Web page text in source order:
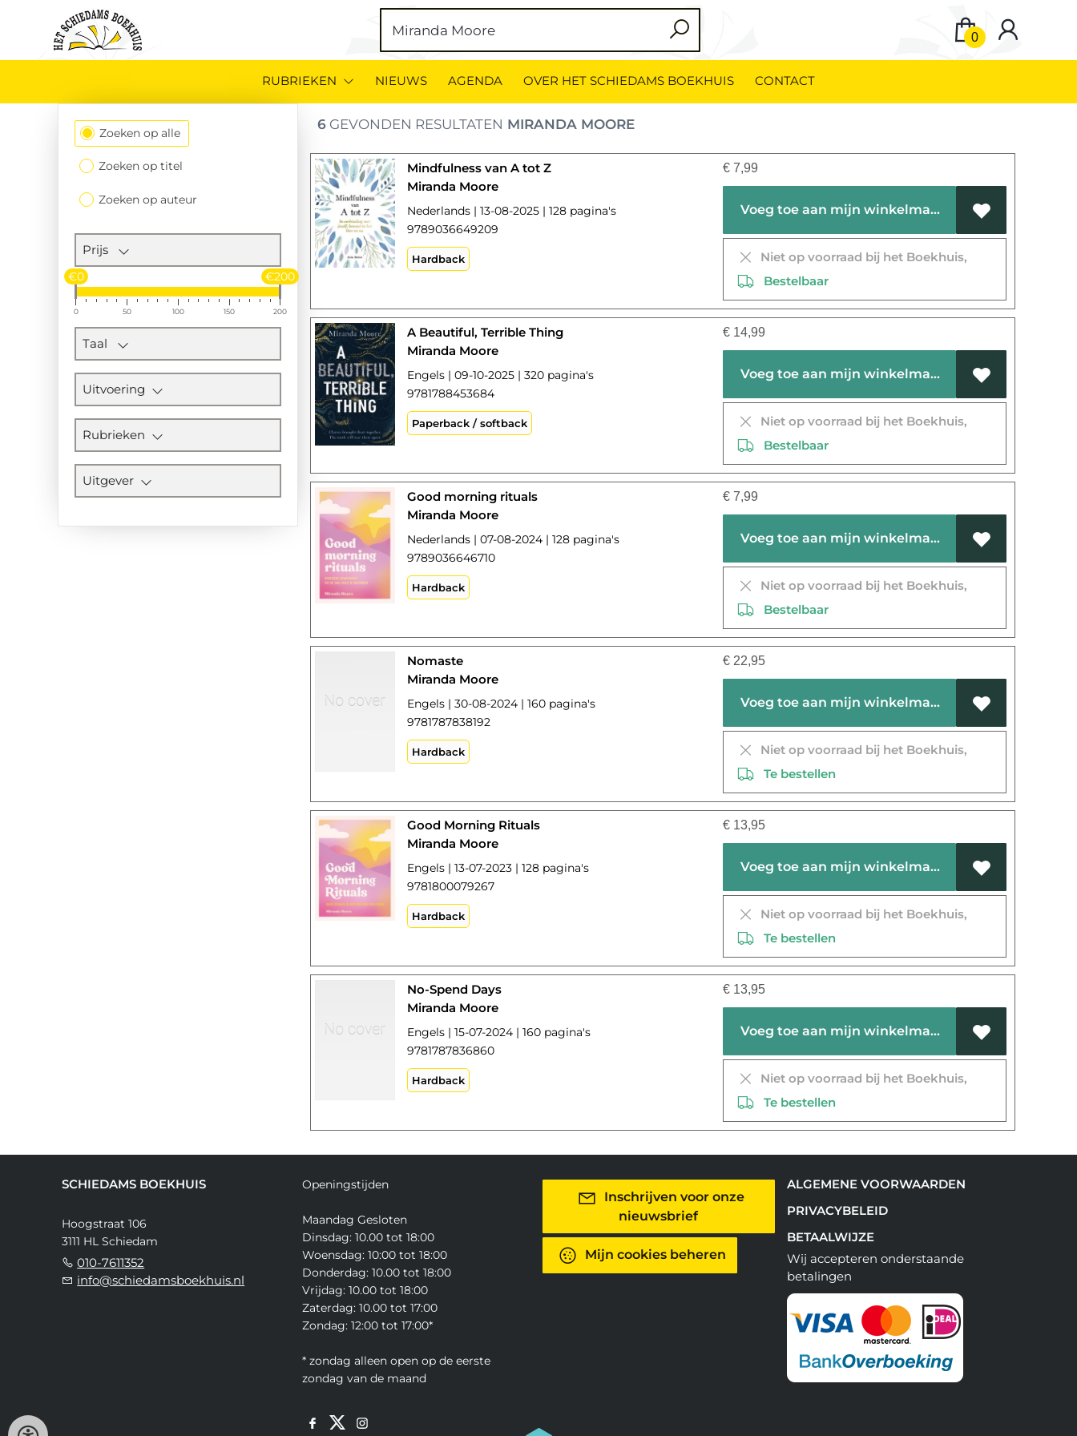
0
RUBRIEKEN NIEUWS AGENDA OVER HET SCHIEDAMS BOEKHUIS CONTACT
Filtersectie
Zoeken op alle
Zoeken op titel
Zoeken op auteur
Prijs
€0 €200
0 50 100 150 200
Taal
Uitvoering
Rubrieken
Uitgever
6 GEVONDEN RESULTATEN MIRANDA MOORE
Mindfulness van A tot Z
Miranda Moore
Nederlands | 13-08-2025 | 128 pagina's
9789036649209
Hardback
€ 7,99
Voeg toe aan mijn winkelmandje
Niet op voorraad bij het Boekhuis,
Bestelbaar
A Beautiful, Terrible Thing
Miranda Moore
Engels | 09-10-2025 | 320 pagina's
9781788453684
Paperback / softback
€ 14,99
Voeg toe aan mijn winkelmandje
Niet op voorraad bij het Boekhuis,
Bestelbaar
Good morning rituals
Miranda Moore
Nederlands | 07-08-2024 | 128 pagina's
9789036646710
Hardback
€ 7,99
Voeg toe aan mijn winkelmandje
Niet op voorraad bij het Boekhuis,
Bestelbaar
Nomaste
Miranda Moore
Engels | 30-08-2024 | 160 pagina's
9781787838192
Hardback
€ 22,95
Voeg toe aan mijn winkelmandje
Niet op voorraad bij het Boekhuis,
Te bestellen
Good Morning Rituals
Miranda Moore
Engels | 13-07-2023 | 128 pagina's
9781800079267
Hardback
€ 13,95
Voeg toe aan mijn winkelmandje
Niet op voorraad bij het Boekhuis,
Te bestellen
No-Spend Days
Miranda Moore
Engels | 15-07-2024 | 160 pagina's
9781787836860
Hardback
€ 13,95
Voeg toe aan mijn winkelmandje
Niet op voorraad bij het Boekhuis,
Te bestellen
SCHIEDAMS BOEKHUIS
Hoogstraat 106
3111 HL Schiedam
010-7611352
info@schiedamsboekhuis.nl
Openingstijden
Maandag Gesloten
Dinsdag: 10.00 tot 18:00
Woensdag: 10:00 tot 18:00
Donderdag: 10.00 tot 18:00
Vrijdag: 10.00 tot 18:00
Zaterdag: 10.00 tot 17:00
Zondag: 12:00 tot 17:00*
* zondag alleen open op de eerste
zondag van de maand
Inschrijven voor onze
nieuwsbrief
Mijn cookies beheren
ALGEMENE VOORWAARDEN
PRIVACYBELEID
BETAALWIJZE
Wij accepteren onderstaande
betalingen